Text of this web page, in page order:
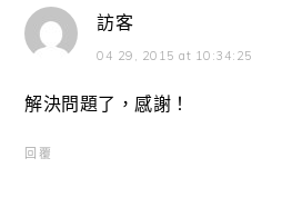
訪客
04 29, 2015 at 10:34:25
解決問題了，感謝！
回覆